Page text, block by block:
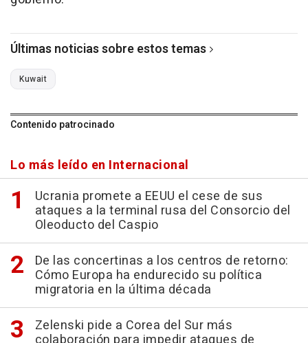
Últimas noticias sobre estos temas
Kuwait
Contenido patrocinado
Lo más leído en Internacional
Ucrania promete a EEUU el cese de sus
ataques a la terminal rusa del Consorcio del
Oleoducto del Caspio
De las concertinas a los centros de retorno:
Cómo Europa ha endurecido su política
migratoria en la última década
Zelenski pide a Corea del Sur más